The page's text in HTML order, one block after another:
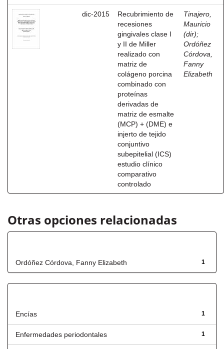
dic-2015
Recubrimiento de
recesiones
gingivales clase I
y II de Miller
realizado con
matriz de
colágeno porcina
combinado con
proteínas
derivadas de
matriz de esmalte
(MCP) + (DME) e
injerto de tejido
conjuntivo
subepitelial (ICS)
estudio clínico
comparativo
controlado
Tinajero,
Mauricio
(dir);
Ordóñez
Córdova,
Fanny
Elizabeth
Otras opciones relacionadas
1
Ordóñez Córdova, Fanny Elizabeth
1
Encías
1
Enfermedades periodontales